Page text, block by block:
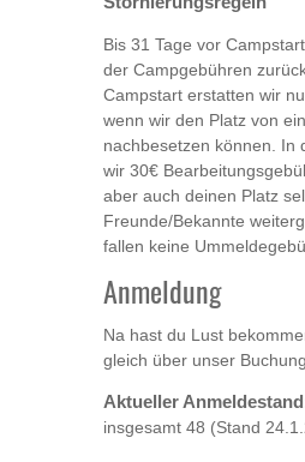
Bis 31 Tage vor
der Campgebühren
Campstart erstatten wir
wenn wir den Platz von
nachbesetzen können. In
wir 30€
aber auch deinen Platz
Freunde/Bekannte
fallen keine
Anmeldung
Na hast du Lust
gleich über unser
Aktueller
insgesamt 48 (Stand